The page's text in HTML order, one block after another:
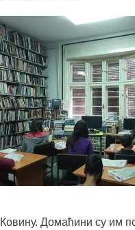
Ковину. Домаћини су им